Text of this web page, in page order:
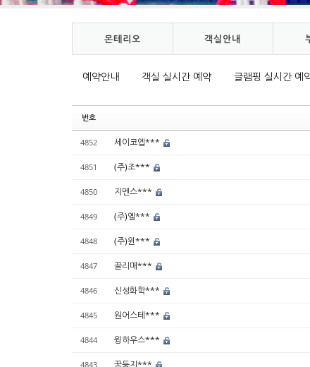
몬테리오 객실안내
예약안내 객실 실시간 예약 글램핑 실시간 예
번호
4852 세이코엡***
4851 (주)조***
4850 지멘스***
4849 (주)옐***
4848 (주)윈***
4847 끌리매***
4846 신성화학***
4845 원어스테***
4844 윙하우스***
4843 꿈둥지***